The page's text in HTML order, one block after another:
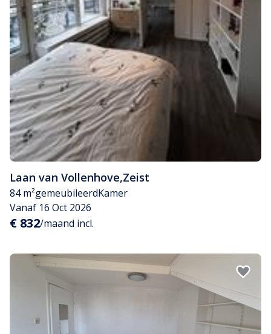
Laan van Vollenhove,Zeist
84 m²gemeubileerdKamer
Vanaf 16 Oct 2026
€ 832/maand incl.